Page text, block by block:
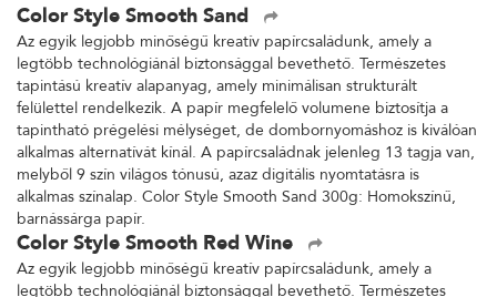
Color Style Smooth Sand
Az egyik legjobb minőségű kreatív papírcsaládunk, amely a
legtöbb technológiánál biztonsággal bevethető. Természetes
tapintású kreatív alapanyag, amely minimálisan strukturált
felülettel rendelkezik. A papír megfelelő volumene biztosítja a
tapintható prégelési mélységet, de dombornyomáshoz is kiválóan
alkalmas alternatívát kínál. A papírcsaládnak jelenleg 13 tagja van,
melyből 9 szín világos tónusú, azaz digitális nyomtatásra is
alkalmas színalap. Color Style Smooth Sand 300g: Homokszínű,
barnássárga papír.
Color Style Smooth Red Wine
Az egyik legjobb minőségű kreatív papírcsaládunk, amely a
legtöbb technológiánál biztonsággal bevethető. Természetes